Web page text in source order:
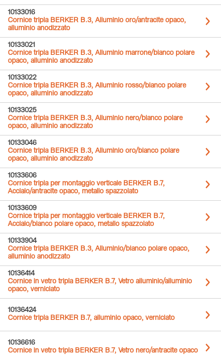
10133016
Cornice tripla BERKER B.3, Alluminio oro/antracite opaco,
alluminio anodizzato
10133021
Cornice tripla BERKER B.3, Alluminio marrone/bianco polare
opaco, alluminio anodizzato
10133022
Cornice tripla BERKER B.3, Alluminio rosso/bianco polare
opaco, alluminio anodizzato
10133025
Cornice tripla BERKER B.3, Alluminio nero/bianco polare
opaco, alluminio anodizzato
10133046
Cornice tripla BERKER B.3, Alluminio oro/bianco polare
opaco, alluminio anodizzato
10133606
Cornice tripla per montaggio verticale BERKER B.7,
Acciaio/antracite opaco, metallo spazzolato
10133609
Cornice tripla per montaggio verticale BERKER B.7,
Acciaio/bianco polare opaco, metallo spazzolato
10133904
Cornice tripla BERKER B.3, Alluminio/bianco polare opaco,
alluminio anodizzato
10136414
Cornice in vetro tripla BERKER B.7, Vetro alluminio/alluminio
opaco, verniciato
10136424
Cornice tripla BERKER B.7, alluminio opaco, verniciato
10136616
Cornice in vetro tripla BERKER B.7, Vetro nero/antracite opaco